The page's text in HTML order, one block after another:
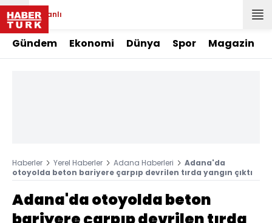
Canlı
Gündem Ekonomi Dünya Spor Magazin
Haberler Yerel Haberler Adana Haberleri
Adana'da
otoyolda beton bariyere çarpıp devrilen tırda yangın çıktı
Adana'da otoyolda beton